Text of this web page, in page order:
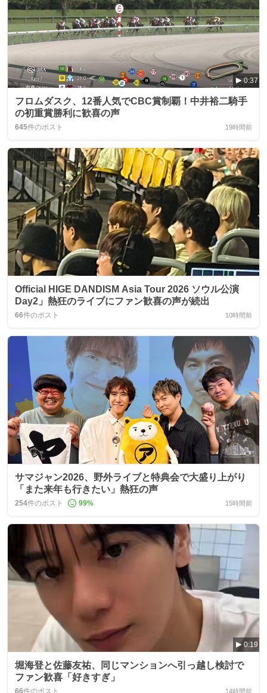
0:37
フロムダスク、12番人気でCBC賞制覇！中井裕二騎手
の初重賞勝利に歓喜の声
645件のポスト 19時間前
Official HIGE DANDISM Asia Tour 2026 ソウル公演
Day2」熱狂のライブにファン歓喜の声が続出
66件のポスト 10時間前
サマジャン2026、野外ライブと特典会で大盛り上がり
「また来年も行きたい」熱狂の声
254件のポスト 99% 15時間前
0:19
堀海登と佐藤友祐、同じマンションへ引っ越し検討で
ファン歓喜「好きすぎ」
66件のポスト 14時間前